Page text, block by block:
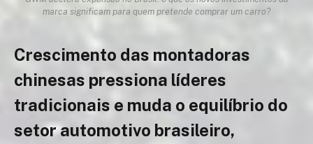
marca significam para quem pretende comprar um carro?
Crescimento das montadoras
chinesas pressiona líderes
tradicionais e muda o equilíbrio do
setor automotivo brasileiro,